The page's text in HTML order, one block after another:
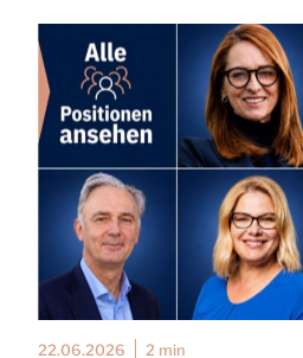
22.06.2026 2 min